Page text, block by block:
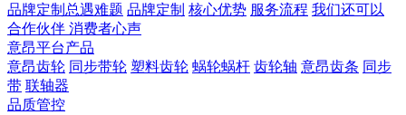
品牌定制总遇难题 品牌定制 核心优势 服务流程 我们还可以
合作伙伴 ​ 消费者心声
意昂平台产品
意昂齿轮 同步带轮 塑料齿轮 蜗轮蜗杆 齿轮轴 意昂齿条 同步
带 联轴器
品质管控